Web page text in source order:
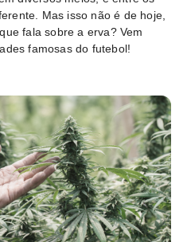
Mas isso não é de hoje,
fala sobre a erva? Vem
famosas do futebol!